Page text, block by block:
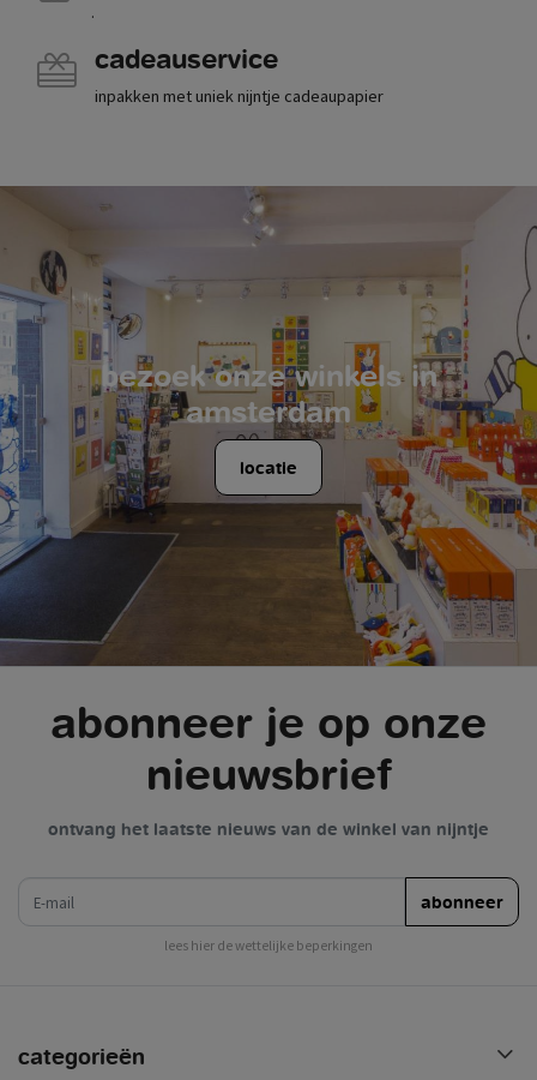
.
cadeauservice
inpakken met uniek nijntje cadeaupapier
bezoek onze winkels in
amsterdam
locatie
abonneer je op onze
nieuwsbrief
ontvang het laatste nieuws van de winkel van nijntje
abonneer
lees hier de wettelijke beperkingen
categorieën